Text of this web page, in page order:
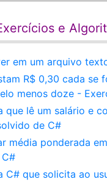
e
em um arquivo
R$ 0,30 cada se
menos doze -
que lê um salário e
de C#
média ponderada
C# que solicita ao